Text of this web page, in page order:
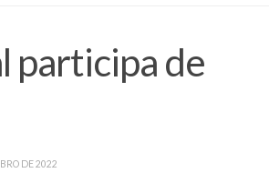
participa de
DE 2022